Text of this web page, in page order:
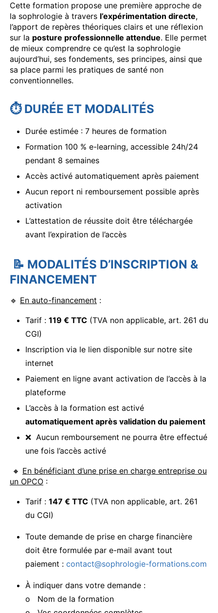
Cette formation propose une première approche de
la sophrologie à travers l’expérimentation directe,
l’apport de repères théoriques clairs et une réflexion
sur la posture professionnelle attendue. Elle permet
de mieux comprendre ce qu’est la sophrologie
aujourd’hui, ses fondements, ses principes, ainsi que
sa place parmi les pratiques de santé non
conventionnelles.
⏱ DURÉE ET MODALITÉS
Durée estimée : 7 heures de formation
Formation 100 % e-learning, accessible 24h/24
pendant 8 semaines
Accès activé automatiquement après paiement
Aucun report ni remboursement possible après
activation
L’attestation de réussite doit être téléchargée
avant l’expiration de l’accès
📝 MODALITÉS D’INSCRIPTION &
FINANCEMENT
🔹 En auto-financement :
Tarif : 119 € TTC (TVA non applicable, art. 261 du
CGI)
Inscription via le lien disponible sur notre site
internet
Paiement en ligne avant activation de l’accès à la
plateforme
L’accès à la formation est activé
automatiquement après validation du paiement
❌ Aucun remboursement ne pourra être effectué
une fois l’accès activé
🔸 En bénéficiant d’une prise en charge entreprise ou
un OPCO :
Tarif : 147 € TTC (TVA non applicable, art. 261
du CGI)
Toute demande de prise en charge financière
doit être formulée par e-mail avant tout
paiement : contact@sophrologie-formations.com
À indiquer dans votre demande :
o Nom de la formation